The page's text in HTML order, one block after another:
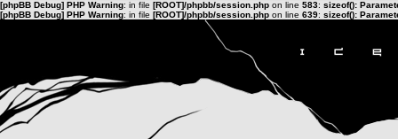
[phpBB Debug] PHP Warning: in file [ROOT]/phpbb/session.php on line 583: sizeof():
[phpBB Debug] PHP Warning: in file [ROOT]/phpbb/session.php on line 639: sizeof():